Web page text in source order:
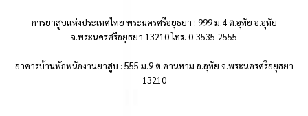
การยาสูบแห่งประเทศไทย พระนครศรีอยุธยา : 999 ม.4 ต.อุทัย อ.อุทัย
จ.พระนครศรีอยุธยา 13210 โทร. 0-3535-2555
อาคารบ้านพักพนักงานยาสูบ : 555 ม.9 ต.คานหาม อ.อุทัย จ.พระนครศรีอยุธยา
13210